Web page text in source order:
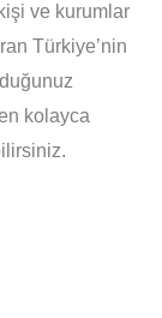
ve kurumlar
Türkiye’nin
kolayca